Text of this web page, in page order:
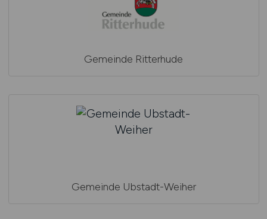
Gemeinde Ritterhude
Gemeinde Ubstadt-Weiher